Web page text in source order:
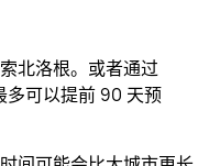
北洛根。或者通过
多可以提前 90 天预